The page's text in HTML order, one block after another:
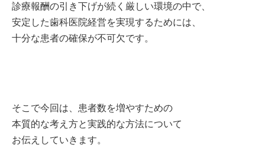
診療報酬の引き下げが続く厳しい環境の中で、
安定した歯科医院経営を実現するためには、
十分な患者の確保が不可欠です。
そこで今回は、患者数を増やすための
本質的な考え方と実践的な方法について
お伝えしていきます。